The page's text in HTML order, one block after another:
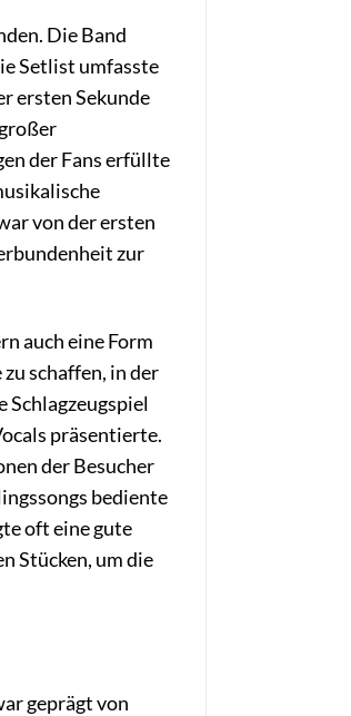
Die Band
Setlist umfasste
ersten Sekunde
der Fans erfüllte
von der ersten
zur
auch eine Form
schaffen, in der
Schlagzeugspiel
präsentierte.
der Besucher
bediente
oft eine gute
Stücken, um die
geprägt von